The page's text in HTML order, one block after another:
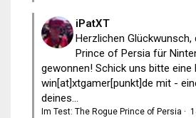
iPatXT
Herzlichen Glückwunsch,
Prince of Persia für
gewonnen! Schick uns bitte eine
win[at]xtgamer[punkt]de mit -
deines...
Im Test: The Rogue Prince of Persia ·